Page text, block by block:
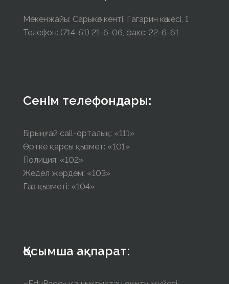
Мекенжайы: Сарыкөл кенті, Гагарин көшесі, 1
Телефон: (714-51) 21-6-06, факс: 22-6-61
Сенім телефондары:
Бірыңғай call-орталық: «111»
Өртке қарсы қызмет: «101»
Полиция: «102»
Жедел жәрдем: «103»
Газ қызметі: «104»
Қосымша ақпарат: